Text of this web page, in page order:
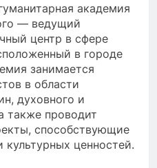
академия
— ведущий
центр в сфере
в городе
занимается
в области
духовного и
также проводит
способствующие
ценностей.